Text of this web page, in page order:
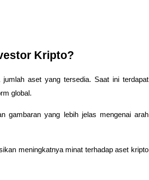
Kripto?
aset yang tersedia. Saat ini terdapat
global.
gambaran yang lebih jelas mengenai arah
meningkatnya minat terhadap aset kripto